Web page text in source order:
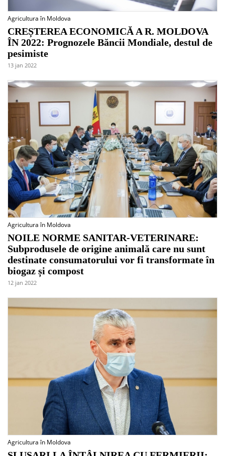
Agricultura în Moldova
CREȘTEREA ECONOMICĂ A R. MOLDOVA
ÎN 2022: Prognozele Băncii Mondiale, destul de
pesimiste
13 jan 2022
Agricultura în Moldova
NOILE NORME SANITAR-VETERINARE:
Subprodusele de origine animală care nu sunt
destinate consumatorului vor fi transformate în
biogaz și compost
12 jan 2022
Agricultura în Moldova